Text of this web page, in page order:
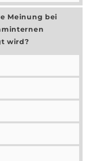
Meinung bei
wird?